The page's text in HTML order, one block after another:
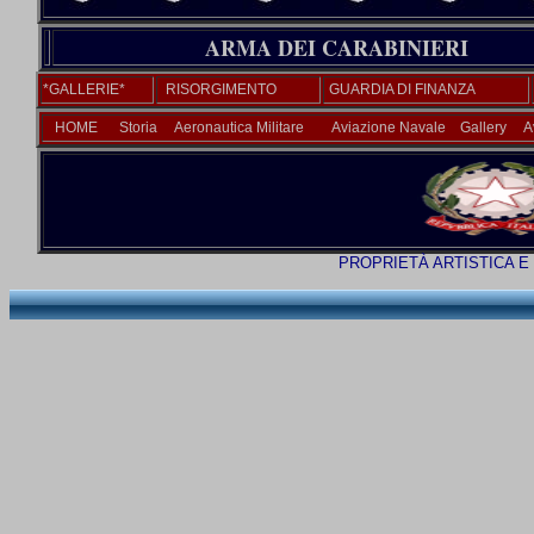
ARMA DEI
*GALLERIE* RISORGIMENTO GUARDIA DI FINANZA
HOME Storia Aeronautica Militare Aviazione Navale Gallery
PROPRIETÀ ARTISTICA